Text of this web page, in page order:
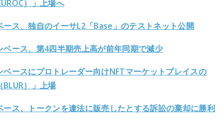
）」上場へ
ース、独自のイーサL2「Base」のテストネット公開
ベース、第4四半期売上高が前年同期で減少
ベースにプロトレーダー向けNFTマーケットプレイスの
）」上場
ース、トークンを違法に販売したとする訴訟の棄却に勝利